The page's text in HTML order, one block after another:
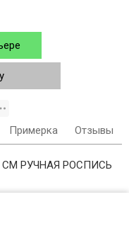
Примерка Отзывы
СМ РУЧНАЯ РОСПИСЬ